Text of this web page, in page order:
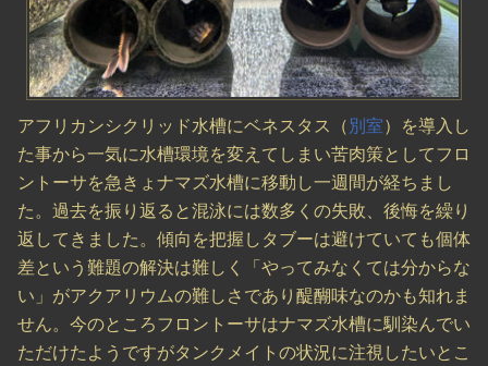
アフリカンシクリッド水槽にベネスタス（別室）を導入し
た事から一気に水槽環境を変えてしまい苦肉策としてフロ
ントーサを急きょナマズ水槽に移動し一週間が経ちまし
た。過去を振り返ると混泳には数多くの失敗、後悔を繰り
返してきました。傾向を把握しタブーは避けていても個体
差という難題の解決は難しく「やってみなくては分からな
い」がアクアリウムの難しさであり醍醐味なのかも知れま
せん。今のところフロントーサはナマズ水槽に馴染んでい
ただけたようですがタンクメイトの状況に注視したいとこ